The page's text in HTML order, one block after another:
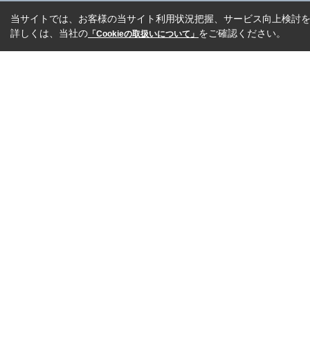
当サイトでは、お客様の当サイト利用状況把握、サービス向上検討
詳しくは、当社の 「Cookieの取扱いについて」 をご確認ください。